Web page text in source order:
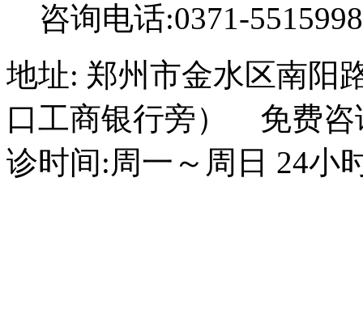
咨询电话:0371-
地址: 郑州市金水区南阳
口工商银行旁） 免费咨
诊时间:周一～周日 24小